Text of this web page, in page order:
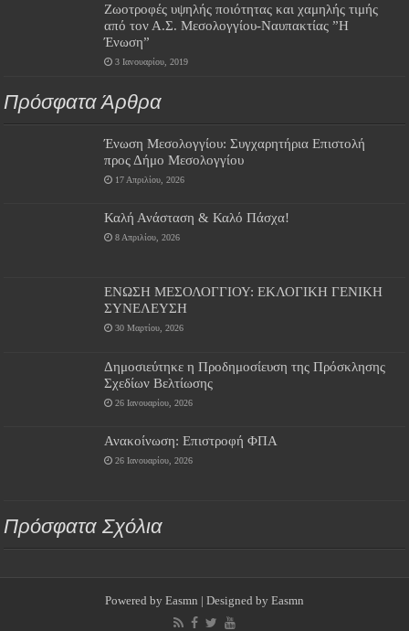
Ζωοτροφές υψηλής ποιότητας και χαμηλής τιμής
από τον Α.Σ. Μεσολογγίου-Ναυπακτίας ”Η
Ένωση”
3 Ιανουαρίου, 2019
Πρόσφατα Άρθρα
Ένωση Μεσολογγίου: Συγχαρητήρια Επιστολή
προς Δήμο Μεσολογγίου
17 Απριλίου, 2026
Καλή Ανάσταση & Καλό Πάσχα!
8 Απριλίου, 2026
ΕΝΩΣΗ ΜΕΣΟΛΟΓΓΙΟΥ: ΕΚΛΟΓΙΚΗ ΓΕΝΙΚΗ
ΣΥΝΕΛΕΥΣΗ
30 Μαρτίου, 2026
Δημοσιεύτηκε η Προδημοσίευση της Πρόσκλησης
Σχεδίων Βελτίωσης
26 Ιανουαρίου, 2026
Ανακοίνωση: Επιστροφή ΦΠΑ
26 Ιανουαρίου, 2026
Πρόσφατα Σχόλια
Powered by Easmn | Designed by Easmn